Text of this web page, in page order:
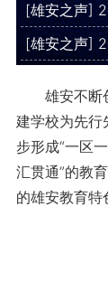
[雄安之声]
[雄安之声]
雄安不断创
建学校为先行
步形成“一区
汇贯通”的教
的雄安教育特